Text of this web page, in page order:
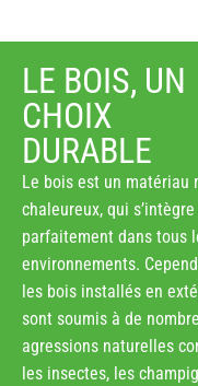
LE BOIS, UN
CHOIX
DURABLE
Le bois est un matériau
chaleureux, qui s’intègre
parfaitement dans tous
environnements.
les bois installés en
sont soumis à de
agressions naturelles
les insectes, les